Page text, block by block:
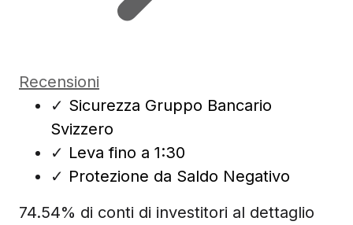
Recensioni
✓ Sicurezza Gruppo Bancario
Svizzero
✓ Leva fino a 1:30
✓ Protezione da Saldo Negativo
74.54% di conti di investitori al dettaglio